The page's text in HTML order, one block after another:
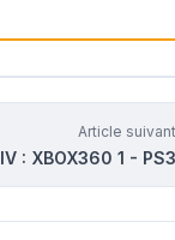
Article suivant
: XBOX360 1 -